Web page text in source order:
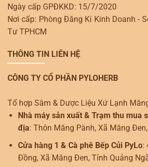
Ngày cấp GPĐKKD: 15/7/2020
Nơi cấp: Phòng Đăng Kí Kinh Doanh -
Tư TPHCM
THÔNG TIN LIÊN HỆ
CÔNG TY CỔ PHẦN PYLOHERB
Tổ hợp Sâm & Dược Liệu Xứ Lạnh
Nhà máy sản xuất & Trạm thu mua
địa: Thôn Măng Pành, Xã Măng
Cửa hàng 1 & Cà phê Bếp Củi PyLo:
Đồng, Xã Măng Đen, Tỉnh Quảng